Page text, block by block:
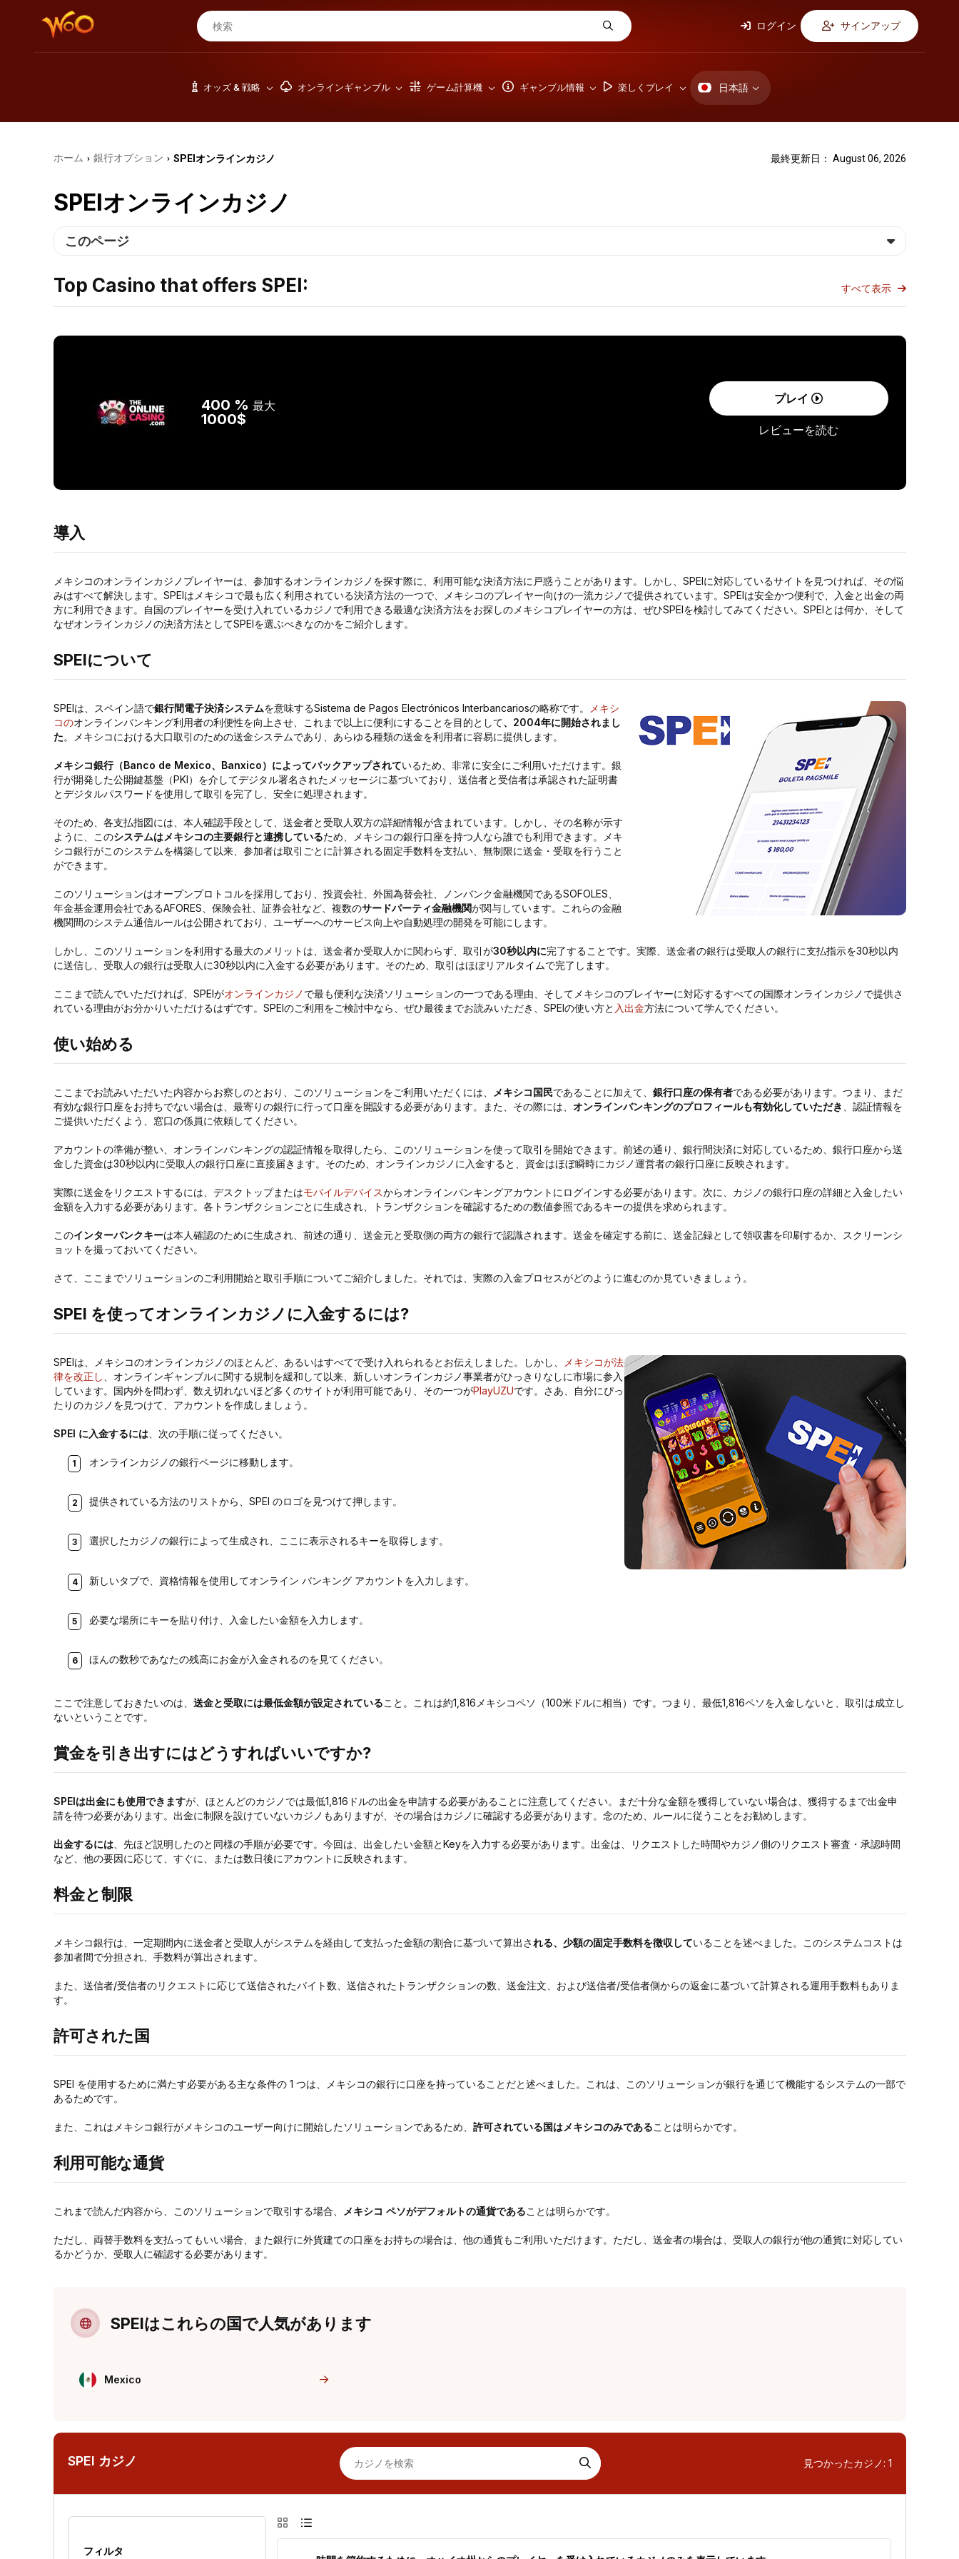
ログイン サインアップ
オッズ & 戦略 オンラインギャンブル ゲーム計算機 ギャンブル情報 楽しくプレイ 日本語
ホーム › 銀行オプション › SPEIオンラインカジノ 最終更新日： August 06, 2026
SPEIオンラインカジノ
このページ
Top Casino that offers SPEI: すべて表示
400 % 最大
1000$
プレイ
レビューを読む
導入
メキシコのオンラインカジノプレイヤーは、参加するオンラインカジノを探す際に、利用可能な決済方法に戸惑うことがあります。しかし、SPEIに対応しているサイトを見つければ、その悩
みはすべて解決します。SPEIはメキシコで最も広く利用されている決済方法の一つで、メキシコのプレイヤー向けの一流カジノで提供されています。SPEIは安全かつ便利で、入金と出金の両
方に利用できます。自国のプレイヤーを受け入れているカジノで利用できる最適な決済方法をお探しのメキシコプレイヤーの方は、ぜひSPEIを検討してみてください。SPEIとは何か、そして
なぜオンラインカジノの決済方法としてSPEIを選ぶべきなのかをご紹介します。
SPEIについて
SPEIは、スペイン語で銀行間電子決済システムを意味するSistema de Pagos Electrónicos Interbancariosの略称です。
メキシ
コのオンラインバンキング利用者の利便性を向上させ、これまで以上に便利にすることを目的として、2004年に開始されまし
た。メキシコにおける大口取引のための送金システムであり、あらゆる種類の送金を利用者に容易に提供します。
メキシコ銀行（Banco de Mexico、Banxico）によってバックアップされているため、非常に安全にご利用いただけます。銀
行が開発した公開鍵基盤（PKI）を介してデジタル署名されたメッセージに基づいており、送信者と受信者は承認された証明書
とデジタルパスワードを使用して取引を完了し、安全に処理されます。
そのため、各支払指図には、本人確認手段として、送金者と受取人双方の詳細情報が含まれています。しかし、その名称が示す
ように、このシステムはメキシコの主要銀行と連携しているため、メキシコの銀行口座を持つ人なら誰でも利用できます。メキ
シコ銀行がこのシステムを構築して以来、参加者は取引ごとに計算される固定手数料を支払い、無制限に送金・受取を行うこと
ができます。
このソリューションはオープンプロトコルを採用しており、投資会社、外国為替会社、ノンバンク金融機関であるSOFOLES、
年金基金運用会社であるAFORES、保険会社、証券会社など、複数のサードパーティ金融機関が関与しています。これらの金融
機関間のシステム通信ルールは公開されており、ユーザーへのサービス向上や自動処理の開発を可能にします。
しかし、このソリューションを利用する最大のメリットは、送金者か受取人かに関わらず、取引が30秒以内に完了することです。実際、送金者の銀行は受取人の銀行に支払指示を30秒以内
に送信し、受取人の銀行は受取人に30秒以内に入金する必要があります。そのため、取引はほぼリアルタイムで完了します。
ここまで読んでいただければ、SPEIがオンラインカジノ で最も便利な決済ソリューションの一つである理由、そしてメキシコのプレイヤーに対応するすべての国際オンラインカジノで提供さ
れている理由がお分かりいただけるはずです。SPEIのご利用をご検討中なら、ぜひ最後までお読みいただき、SPEIの使い方と 入出金方法について学んでください。
使い始める
ここまでお読みいただいた内容からお察しのとおり、このソリューションをご利用いただくには、 メキシコ国民であることに加えて、 銀行口座の保有者である必要があります。つまり、まだ
有効な銀行口座をお持ちでない場合は、最寄りの銀行に行って口座を開設する必要があります。また、その際には、 オンラインバンキングのプロフィールも有効化していただき 、認証情報を
ご提供いただくよう、窓口の係員に依頼してください。
アカウントの準備が整い、オンラインバンキングの認証情報を取得したら、このソリューションを使って取引を開始できます。前述の通り、銀行間決済に対応しているため、銀行口座から送
金した資金は30秒以内に受取人の銀行口座に直接届きます。そのため、オンラインカジノに入金すると、資金はほぼ瞬時にカジノ運営者の銀行口座に反映されます。
実際に送金をリクエストするには、デスクトップまたはモバイルデバイスからオンラインバンキングアカウントにログインする必要があります。次に、カジノの銀行口座の詳細と入金したい
金額を入力する必要があります。各トランザクションごとに生成され、トランザクションを確認するための数値参照であるキーの提供を求められます。
このインターバンクキーは本人確認のために生成され、前述の通り、送金元と受取側の両方の銀行で認識されます。送金を確定する前に、送金記録として領収書を印刷するか、スクリーンシ
ョットを撮っておいてください。
さて、ここまでソリューションのご利用開始と取引手順についてご紹介しました。それでは、実際の入金プロセスがどのように進むのか見ていきましょう。
SPEI を使ってオンラインカジノに入金するには?
SPEIは、メキシコのオンラインカジノのほとんど、あるいはすべてで受け入れられるとお伝えしました。しかし、
メキシコが法
律を改正し 、オンラインギャンブルに関する規制を緩和して以来、新しいオンラインカジノ事業者がひっきりなしに市場に参入
しています。国内外を問わず、数え切れないほど多くのサイトが利用可能であり、その一つがPlayUZUです。さあ、自分にぴっ
たりのカジノを見つけて、アカウントを作成しましょう。
SPEI に入金するには、次の手順に従ってください。
オンラインカジノの銀行ページに移動します。
提供されている方法のリストから、SPEI のロゴを見つけて押します。
選択したカジノの銀行によって生成され、ここに表示されるキーを取得します。
新しいタブで、資格情報を使用してオンライン バンキング アカウントを入力します。
必要な場所にキーを貼り付け、入金したい金額を入力します。
ほんの数秒であなたの残高にお金が入金されるのを見てください。
ここで注意しておきたいのは、 送金と受取には最低金額が設定されていること。これは約1,816メキシコペソ（100米ドルに相当）です。つまり、最低1,816ペソを入金しないと、取引は成立し
ないということです。
賞金を引き出すにはどうすればいいですか?
SPEIは出金にも使用できますが、ほとんどのカジノでは最低1,816ドルの出金を申請する必要があることに注意してください。まだ十分な金額を獲得していない場合は、獲得するまで出金申
請を待つ必要があります。出金に制限を設けていないカジノもありますが、その場合はカジノに確認する必要があります。念のため、ルールに従うことをお勧めします。
出金するには、先ほど説明したのと同様の手順が必要です。今回は、出金したい金額とKeyを入力する必要があります。出金は、リクエストした時間やカジノ側のリクエスト審査・承認時間
など、他の要因に応じて、すぐに、または数日後にアカウントに反映されます。
料金と制限
メキシコ銀行は、一定期間内に送金者と受取人がシステムを経由して支払った金額の割合に基づいて算出される、少額の固定手数料を徴収していることを述べました。このシステムコストは
参加者間で分担され、手数料が算出されます。
また、送信者/受信者のリクエストに応じて送信されたバイト数、送信されたトランザクションの数、送金注文、および送信者/受信者側からの返金に基づいて計算される運用手数料もありま
す。
許可された国
SPEI を使用するために満たす必要がある主な条件の 1 つは、メキシコの銀行に口座を持っていることだと述べました。これは、このソリューションが銀行を通じて機能するシステムの一部で
あるためです。
また、これはメキシコ銀行がメキシコのユーザー向けに開始したソリューションであるため、 許可されている国はメキシコのみであることは明らかです。
利用可能な通貨
これまで読んだ内容から、このソリューションで取引する場合、 メキシコ ペソがデフォルトの通貨であることは明らかです。
ただし、両替手数料を支払ってもいい場合、また銀行に外貨建ての口座をお持ちの場合は、他の通貨もご利用いただけます。ただし、送金者の場合は、受取人の銀行が他の通貨に対応してい
るかどうか、受取人に確認する必要があります。
SPEIはこれらの国で人気があります
Mexico
SPEI カジノ 見つかったカジノ: 1
フィルタ
グリッドビューでカジノを表示する
カジノをリストビューで表示する